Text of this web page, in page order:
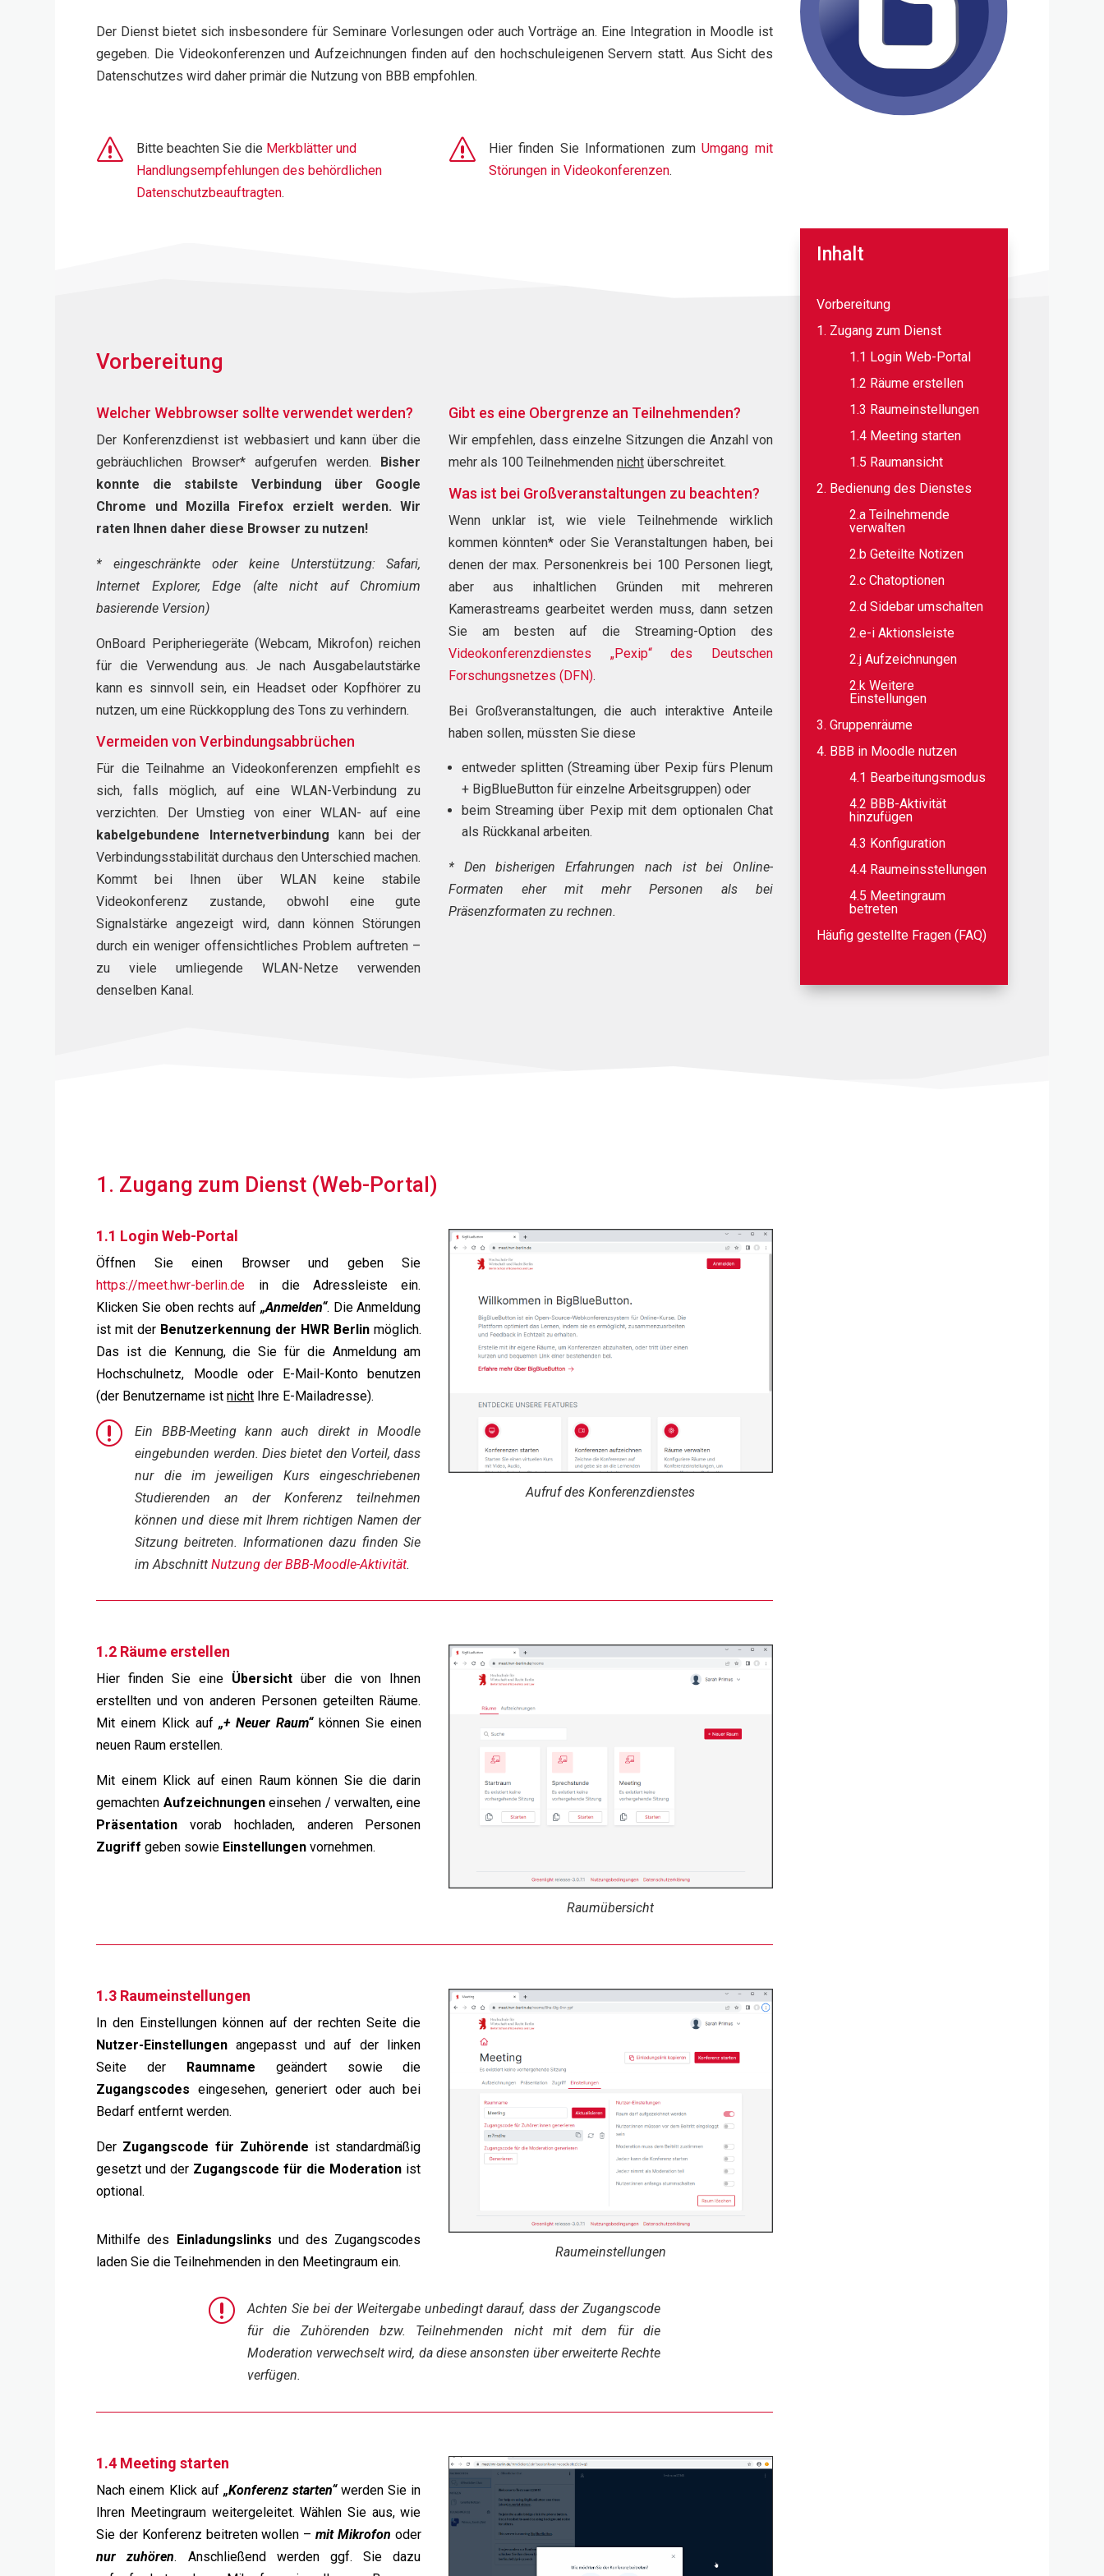
Der Dienst bietet sich insbesondere für Seminare Vorlesungen oder auch Vorträge an. Eine Integration in Moodle ist
gegeben. Die Videokonferenzen und Aufzeichnungen finden auf den hochschuleigenen Servern statt. Aus Sicht des
Datenschutzes wird daher primär die Nutzung von BBB empfohlen.
s Bitte beachten Sie die Merkblätter und
Handlungsempfehlungen des behördlichen
Datenschutzbeauftragten.
s Hier finden Sie Informationen zumUmgang mit
Störungen in Videokonferenzen.
Vorbereitung
Welcher Webbrowser sollte verwendet werden?
Der Konferenzdienst ist webbasiert und kann über die
gebräuchlichen Browser* aufgerufen werden. Bisher
konnte die stabilste Verbindung über Google
Chrome und Mozilla Firefox erzielt werden. Wir
raten Ihnen daher diese Browser zu nutzen!
* eingeschränkte oder keine Unterstützung: Safari,
Internet Explorer, Edge (alte nicht auf Chromium
basierende Version)
OnBoard Peripheriegeräte (Webcam, Mikrofon) reichen
für die Verwendung aus. Je nach Ausgabelautstärke
kann es sinnvoll sein, ein Headset oder Kopfhörer zu
nutzen, um eine Rückkopplung des Tons zu verhindern.
Vermeiden von Verbindungsabbrüchen
Für die Teilnahme an Videokonferenzen empfiehlt es
sich, falls möglich, auf eine WLAN-Verbindung zu
verzichten. Der Umstieg von einer WLAN- auf eine
kabelgebundene Internetverbindung kann bei der
Verbindungsstabilität durchaus den Unterschied machen.
Kommt bei Ihnen über WLAN keine stabile
Videokonferenz zustande, obwohl eine gute
Signalstärke angezeigt wird, dann können Störungen
durch ein weniger offensichtliches Problem auftreten –
zu viele umliegende WLAN-Netze verwenden
denselben Kanal.
Gibt es eine Obergrenze an Teilnehmenden?
Wir empfehlen, dass einzelne Sitzungen die Anzahl von
mehr als 100 Teilnehmenden nichtüberschreitet.
Was ist bei Großveranstaltungen zu beachten?
Wenn unklar ist, wie viele Teilnehmende wirklich
kommen könnten* oder Sie Veranstaltungen haben, bei
denen der max. Personenkreis bei 100 Personen liegt,
aber aus inhaltlichen Gründen mit mehreren
Kamerastreams gearbeitet werden muss, dann setzen
Sie am besten auf die Streaming-Option des
Videokonferenzdienstes „Pexip“ des Deutschen
Forschungsnetzes (DFN).
Bei Großveranstaltungen, die auch interaktive Anteile
haben sollen, müssten Sie diese
entweder splitten (Streaming über Pexip fürs Plenum
+ BigBlueButton für einzelne Arbeitsgruppen) oder
beim Streaming über Pexip mit dem optionalen Chat
als Rückkanal arbeiten.
* Den bisherigen Erfahrungen nach ist bei Online-
Formaten eher mit mehr Personen als bei
Präsenzformaten zu rechnen.
Inhalt
Vorbereitung
1. Zugang zum Dienst
1.1 Login Web-Portal
1.2 Räume erstellen
1.3 Raumeinstellungen
1.4 Meeting starten
1.5 Raumansicht
2. Bedienung des Dienstes
2.a Teilnehmende
verwalten
2.b Geteilte Notizen
2.c Chatoptionen
2.d Sidebar umschalten
2.e-i Aktionsleiste
2.j Aufzeichnungen
2.k Weitere
Einstellungen
3. Gruppenräume
4. BBB in Moodle nutzen
4.1 Bearbeitungsmodus
4.2 BBB-Aktivität
hinzufügen
4.3 Konfiguration
4.4 Raumeinsstellungen
4.5 Meetingraum
betreten
Häufig gestellte Fragen (FAQ)
1. Zugang zum Dienst (Web-Portal)
1.1 Login Web-Portal
Öffnen Sie einen Browser und geben Sie
https://meet.hwr-berlin.de in die Adressleiste ein.
Klicken Sie oben rechts auf „Anmelden“. Die Anmeldung
ist mit der Benutzerkennung der HWR Berlinmöglich.
Das ist die Kennung, die Sie für die Anmeldung am
Hochschulnetz, Moodle oder E-Mail-Konto benutzen
(der Benutzername istnicht Ihre E-Mailadresse).
r
Ein BBB-Meeting kann auch direkt in Moodle
eingebunden werden. Dies bietet den Vorteil, dass
nur die im jeweiligen Kurs eingeschriebenen
Studierenden an der Konferenz teilnehmen
können und diese mit Ihrem richtigen Namen der
Sitzung beitreten. Informationen dazu finden Sie
im AbschnittNutzung der BBB-Moodle-Aktivität.
Aufruf des Konferenzdienstes
1.2 Räume erstellen
Hier finden Sie eine Übersicht über die von Ihnen
erstellten und von anderen Personen geteilten Räume.
Mit einem Klick auf„+ Neuer Raum“können Sie einen
neuen Raum erstellen.
Mit einem Klick auf einen Raum können Sie die darin
gemachten Aufzeichnungeneinsehen / verwalten, eine
Präsentation vorab hochladen, anderen Personen
Zugriff geben sowie Einstellungen vornehmen.
Raumübersicht
1.3 Raumeinstellungen
In den Einstellungen können auf der rechten Seite die
Nutzer-Einstellungen angepasst und auf der linken
Seite der Raumname geändert sowie die
Zugangscodes eingesehen, generiert oder auch bei
Bedarf entfernt werden.
Der Zugangscode für Zuhörende ist standardmäßig
gesetzt und der Zugangscode für die Moderation ist
optional.
Mithilfe des Einladungslinks und des Zugangscodes
laden Sie die Teilnehmenden in den Meetingraum ein.
Raumeinstellungen
r
Achten Sie bei der Weitergabe unbedingt darauf, dass der Zugangscode
für die Zuhörenden bzw. Teilnehmenden nicht mit dem für die
Moderation verwechselt wird, da diese ansonsten über erweiterte Rechte
verfügen.
1.4 Meeting starten
Nach einem Klick auf „Konferenz starten“werden Sie in
Ihren Meetingraum weitergeleitet. Wählen Sie aus, wie
Sie der Konferenz beitreten wollen – mit Mikrofon oder
nur zuhören. Anschließend werden ggf. Sie dazu